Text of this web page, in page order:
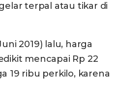
terpal atau tikar di
2019) lalu, harga
mencapai Rp 22
19 ribu perkilo, karena